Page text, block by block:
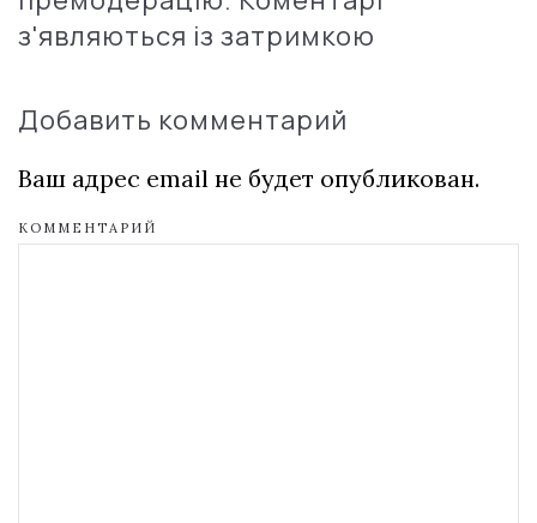
з'являються із затримкою
Добавить комментарий
Ваш адрес email не будет опубликован.
КОММЕНТАРИЙ